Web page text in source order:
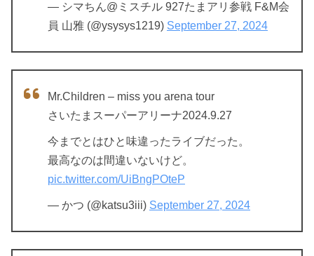
— シマちん@ミスチル 927たまアリ参戦 F&M会
員 山雅 (@ysysys1219) September 27, 2024
Mr.Children – miss you arena tour
さいたまスーパーアリーナ2024.9.27
今までとはひと味違ったライブだった。
最高なのは間違いないけど。
pic.twitter.com/UiBngPOteP
— かつ (@katsu3iii) September 27, 2024